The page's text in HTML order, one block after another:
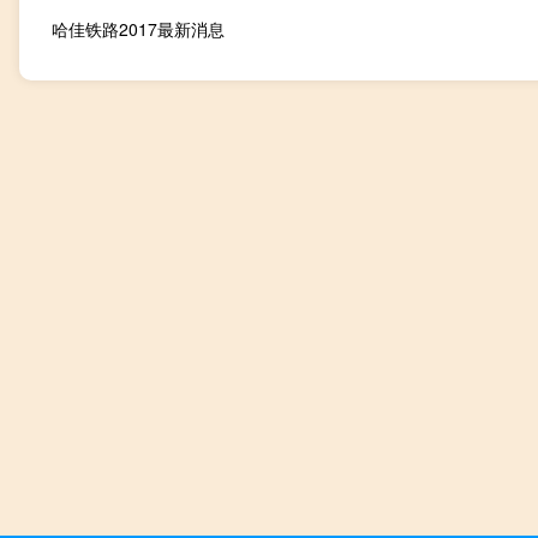
哈佳铁路2017最新消息